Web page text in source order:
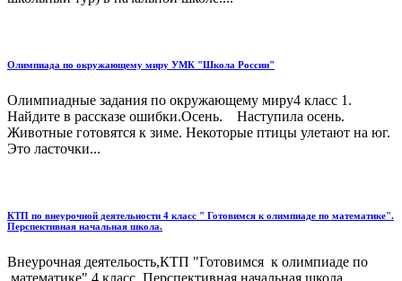
Олимпиада по окружающему миру УМК "Школа России"
Олимпиадные задания по окружающему миру4 класс 1.
Найдите в рассказе ошибки.Осень. Наступила осень.
Животные готовятся к зиме. Некоторые птицы улетают на юг.
Это ласточки...
КТП по внеурочной деятельности 4 класс " Готовимся к олимпиаде по математике".
Перспективная начальная школа.
Внеурочная деятельость,КТП "Готовимся к олимпиаде по
математике",4 класс. Перспективная начальная школа....